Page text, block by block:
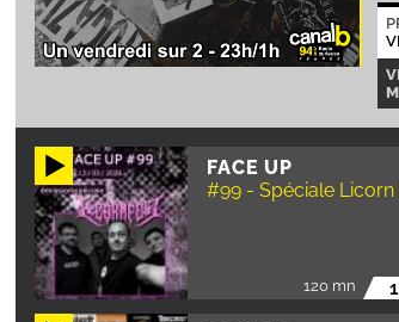
FACE UP
#99 - Spéciale Licorn
120 mn